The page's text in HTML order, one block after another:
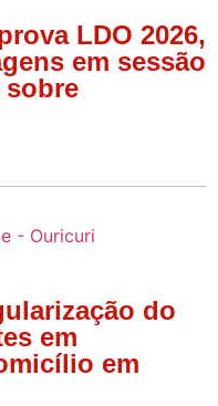
LDO 2026,
em sessão
sobre
do
em
em